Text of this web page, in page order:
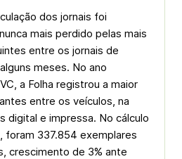
dos jornais foi
mais perdido pelas mais
entre os jornais de
meses. No ano
a Folha registrou a maior
entre os veículos, na
digital e impressa. No cálculo
foram 337.854 exemplares
crescimento de 3% ante